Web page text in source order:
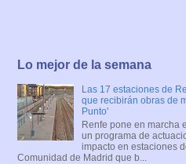
Lo mejor de la semana
Las 17 estaciones de
que recibirán obras de
Punto'
Renfe pone en marcha
un programa de
impacto en estaciones
Comunidad de Madrid que b...